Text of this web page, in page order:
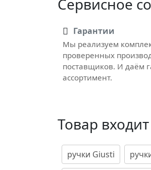
Сервисное
Гарантии
Мы реализуем
проверенных
поставщиков. И даём
ассортимент.
Товар
ручки Giusti